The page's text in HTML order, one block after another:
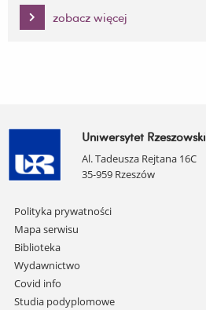
zobacz więcej
Uniwersytet Rzeszowski
Al. Tadeusza Rejtana 16C
35-959 Rzeszów
Pomiń
nawigację
i
przejdź
do
treści
Polityka prywatności
Mapa serwisu
Biblioteka
Wydawnictwo
Covid info
Studia podyplomowe